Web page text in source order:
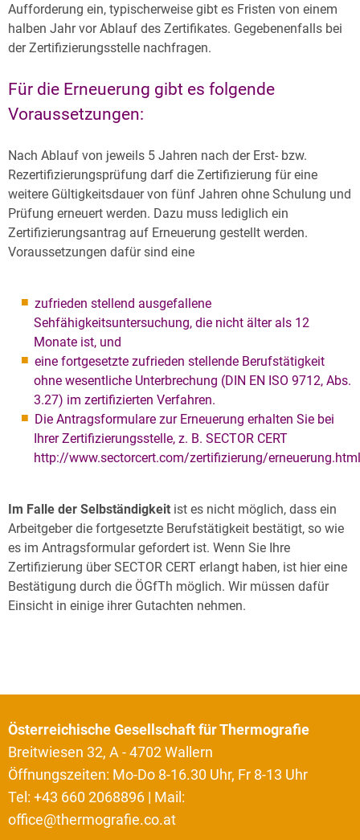
Aufforderung ein, typischerweise gibt es Fristen von einem
halben Jahr vor Ablauf des Zertifikates. Gegebenenfalls bei
der Zertifizierungsstelle nachfragen.
Für die Erneuerung gibt es folgende
Voraussetzungen:
Nach Ablauf von jeweils 5 Jahren nach der Erst- bzw.
Rezertifizierungsprüfung darf die Zertifizierung für eine
weitere Gültigkeitsdauer von fünf Jahren ohne Schulung und
Prüfung erneuert werden. Dazu muss lediglich ein
Zertifizierungsantrag auf Erneuerung gestellt werden.
Voraussetzungen dafür sind eine
zufrieden stellend ausgefallene
Sehfähigkeitsuntersuchung, die nicht älter als 12
Monate ist, und
eine fortgesetzte zufrieden stellende Berufstätigkeit
ohne wesentliche Unterbrechung (DIN EN ISO 9712, Abs.
3.27) im zertifizierten Verfahren.
Die Antragsformulare zur Erneuerung erhalten Sie bei
Ihrer Zertifizierungsstelle, z. B. SECTOR CERT
http://www.sectorcert.com/zertifizierung/erneuerung.html
Im Falle der Selbständigkeit ist es nicht möglich, dass ein
Arbeitgeber die fortgesetzte Berufstätigkeit bestätigt, so wie
es im Antragsformular gefordert ist. Wenn Sie Ihre
Zertifizierung über SECTOR CERT erlangt haben, ist hier eine
Bestätigung durch die ÖGfTh möglich. Wir müssen dafür
Einsicht in einige ihrer Gutachten nehmen.
Österreichische Gesellschaft für Thermografie
Breitwiesen 32, A - 4702 Wallern
Öffnungszeiten: Mo-Do 8-16.30 Uhr, Fr 8-13 Uhr
Tel: +43 660 2068896 | Mail:
office@thermografie.co.at